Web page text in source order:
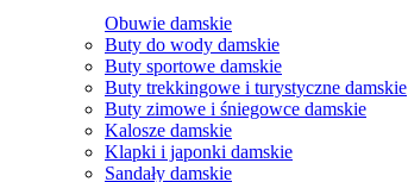
Obuwie damskie
Buty do wody damskie
Buty sportowe damskie
Buty trekkingowe i turystyczne damskie
Buty zimowe i śniegowce damskie
Kalosze damskie
Klapki i japonki damskie
Sandały damskie